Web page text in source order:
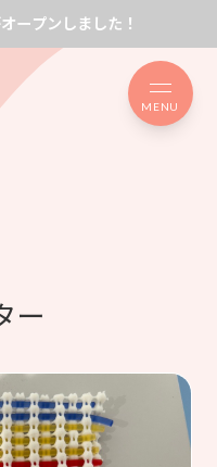
ープンしました！
MENU
ー